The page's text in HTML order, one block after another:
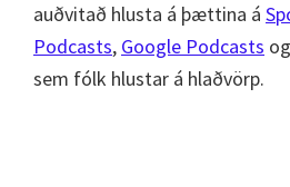
auðvitað hlusta á þættina á
Podcasts, Google Podcasts og
sem fólk hlustar á hlaðvörp.